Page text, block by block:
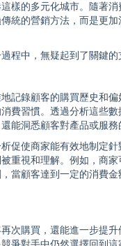
樣的多元化城市。隨著消
統的營銷方法，而是更
程中，無疑起到了關鍵的
記錄顧客的購買歷史和
費習慣。透過分析這些
能洞悉顧客對產品或服務
促使商家能有效地制定
重視和理解。例如，商
當顧客達到一定的消費
次購買，還能進一步提